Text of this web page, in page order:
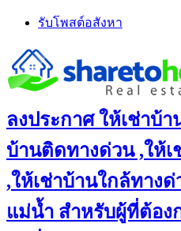
Skip
content
รับโพสต์อสังหา
ลงประกาศ ให้เช่าบ้
บ้านติดทางด่วน ,ให้เ
,ให้เช่าบ้านใกล้ทาง
แม่น้ำ สำหรับผู้ที่ต้อง